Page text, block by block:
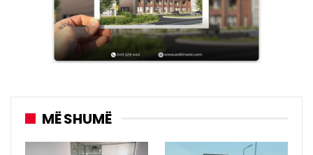
MË SHUMË